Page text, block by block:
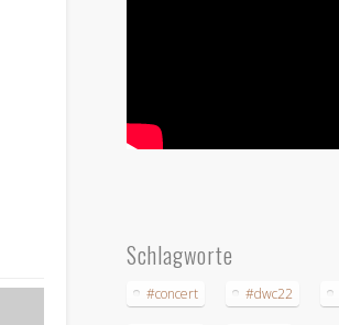
Schlagworte
#concert #dwc22